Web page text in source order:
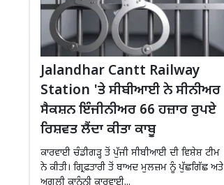
Jalandhar Cantt Railway
Station 'ਤੇ ਸੀਬੀਆਈ ਨੇ ਸੀਨੀਅਰ
ਸੈਕਸ਼ਨ ਇੰਜੀਨੀਅਰ 66 ਹਜ਼ਾਰ ਰੁਪਏ
ਰਿਸ਼ਵਤ ਲੈਂਦਾ ਕੀਤਾ ਕਾਬੂ
ਕਾਰਵਾਈ ਚੰਡੀਗੜ੍ਹ ਤੋਂ ਪੁੱਜੀ ਸੀਬੀਆਈ ਦੀ ਵਿਸ਼ੇਸ਼ ਟੀਮ
ਨੇ ਕੀਤੀ। ਗ੍ਰਿਫ਼ਤਾਰੀ ਤੋਂ ਬਾਅਦ ਮੁਲਜ਼ਮ ਨੂੰ ਪੁੱਛਗਿੱਛ ਅਤੇ